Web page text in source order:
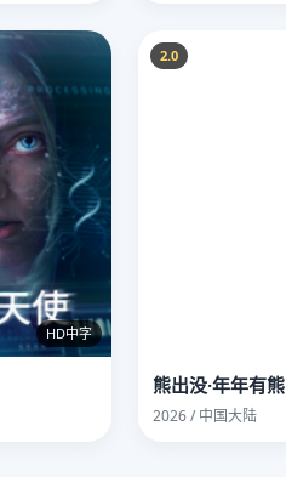
HD中字
2.0
熊出没·年年有熊
2026 / 中国大陆